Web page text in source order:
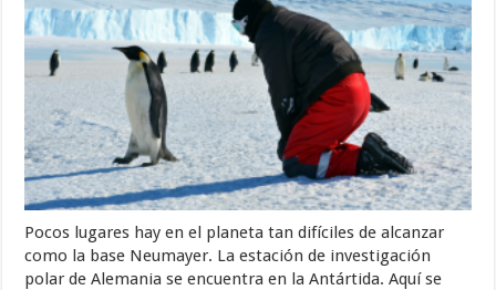
Pocos lugares hay en el planeta tan difíciles de alcanzar
como la base Neumayer. La estación de investigación
polar de Alemania se encuentra en la Antártida. Aquí se